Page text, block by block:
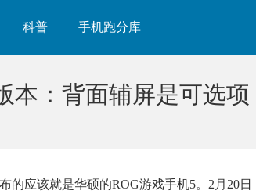
科普 手机跑分库
本：背面辅屏是可选项
的应该就是华硕的ROG游戏手机5。2月20